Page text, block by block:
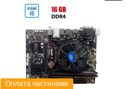
Оплата частинами